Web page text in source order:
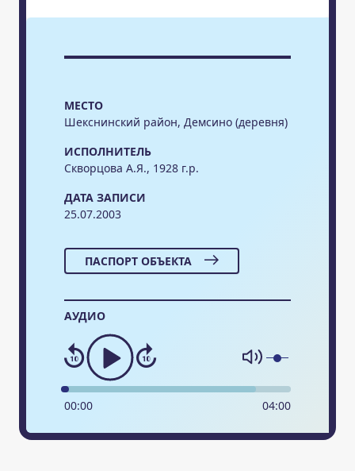
МЕСТО
Шекснинский район, Демсино (деревня)
ИСПОЛНИТЕЛЬ
Скворцова А.Я., 1928 г.р.
ДАТА ЗАПИСИ
25.07.2003
ПАСПОРТ ОБЪЕКТА
АУДИО
00:00 04:00